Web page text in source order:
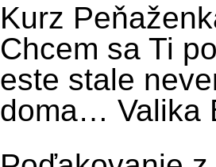
Kurz
Chcem sa Ti
este stale
doma… Valika